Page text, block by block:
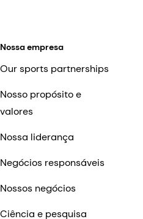
Nossa empresa
Our sports partnerships
Nosso propósito e
valores
Nossa liderança
Negócios responsáveis
Nossos negócios
Ciência e pesquisa